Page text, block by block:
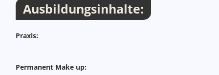
Ausbildungsinhalte:
Praxis:
Permanent Make up: